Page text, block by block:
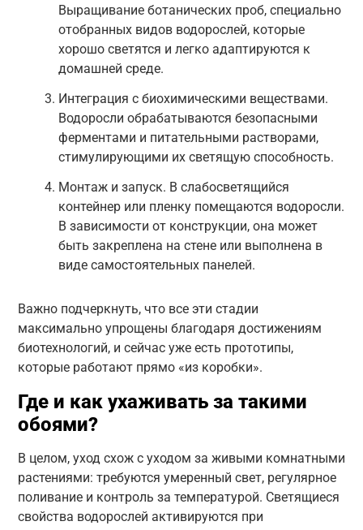
Выращивание ботанических проб, специально
отобранных видов водорослей, которые
хорошо светятся и легко адаптируются к
домашней среде.
Интеграция с биохимическими веществами.
Водоросли обрабатываются безопасными
ферментами и питательными растворами,
стимулирующими их светящую способность.
Монтаж и запуск. В слабосветящийся
контейнер или пленку помещаются водоросли.
В зависимости от конструкции, она может
быть закреплена на стене или выполнена в
виде самостоятельных панелей.
Важно подчеркнуть, что все эти стадии
максимально упрощены благодаря достижениям
биотехнологий, и сейчас уже есть прототипы,
которые работают прямо «из коробки».
Где и как ухаживать за такими
обоями?
В целом, уход схож с уходом за живыми комнатными
растениями: требуются умеренный свет, регулярное
поливание и контроль за температурой. Светящиеся
свойства водорослей активируются при